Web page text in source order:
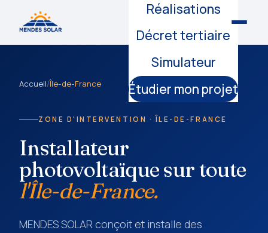
Réalisations
Décret tertiaire
Simulateur
Étudier mon projet
Accueil/Île-de-France
ZONE D'INTERVENTION · ÎLE-DE-FRANCE
Installateur
photovoltaïque sur toute
l'Île-de-France.
MENDES SOLAR conçoit et installe des